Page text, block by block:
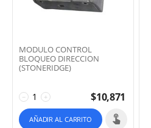
MODULO CONTROL
BLOQUEO DIRECCION
(STONERIDGE)
+
− $10,871
AÑADIR AL CARRITO